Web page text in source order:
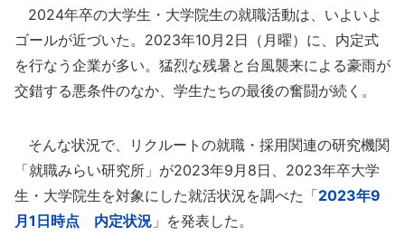
2024年卒の大学生・大学院生の就職活動は、いよいよ
ゴールが近づいた。2023年10月2日（月曜）に、内定式
を行なう企業が多い。猛烈な残暑と台風襲来による豪雨が
交錯する悪条件のなか、学生たちの最後の奮闘が続く。
そんな状況で、リクルートの就職・採用関連の研究機関
「就職みらい研究所」が2023年9月8日、2023年卒大学
生・大学院生を対象にした就活状況を調べた「2023年9
月1日時点 内定状況 」を発表した。